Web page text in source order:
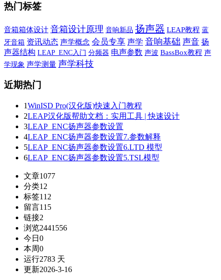
热门标签
音箱箱体设计 音箱设计原理 音响新品 扬声器 LEAP教程 蓝
牙音箱 资讯动态 声学概念 会员专享 声学 音响基础 声音 扬
声器结构 LEAP_ENC入门 分频器 电声参数 声波 BassBox教程 声
学现象 声学测量 声学科技
近期热门
1WinISD Pro(汉化版)快速入门教程
2LEAP汉化版帮助文档：实用工具 | 快速设计
3LEAP_ENC扬声器参数设置
4LEAP_ENC扬声器参数设置7.参数解释
5LEAP_ENC扬声器参数设置6.LTD 模型
6LEAP_ENC扬声器参数设置5.TSL模型
文章1077
分类12
标签112
留言115
链接2
浏览2441556
今日 0
本周0
运行2783 天
更新2026-3-16